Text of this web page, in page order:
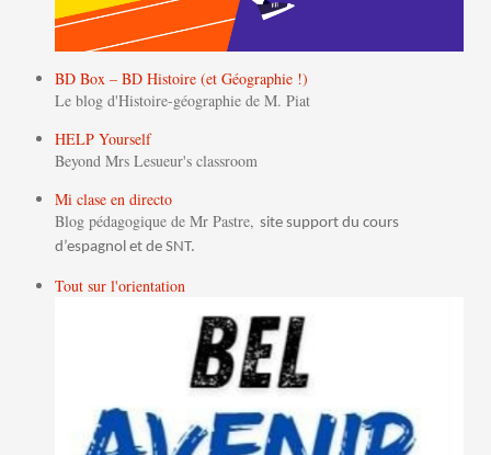
BD Box – BD Histoire (et Géographie !)
Le blog d'Histoire-géographie de M. Piat
HELP Yourself
Beyond Mrs Lesueur's classroom
Mi clase en directo
Blog pédagogique de Mr Pastre, site support du cours
d’espagnol et de SNT.
Tout sur l'orientation